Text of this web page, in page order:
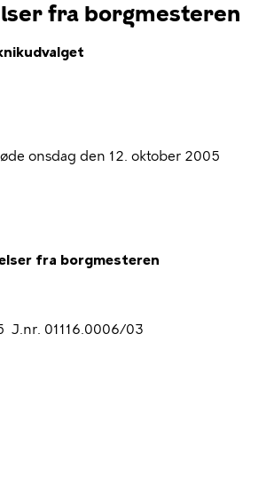
fra borgmesteren
onsdag den 12. oktober 2005
fra borgmesteren
J.nr. 01116.0006/03